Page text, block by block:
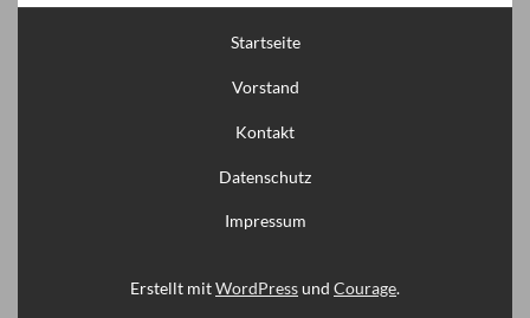
Startseite
Vorstand
Kontakt
Datenschutz
Impressum
Erstellt mitWordPressund Courage.